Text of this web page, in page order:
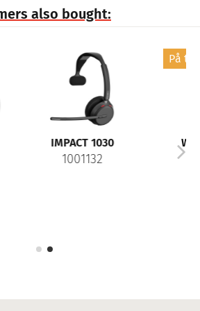
also bought:
1030
På tilbud!
WH64 Dual UC